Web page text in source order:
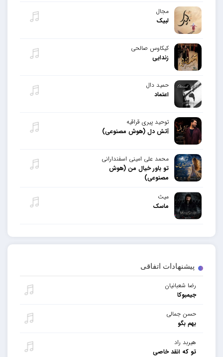
پیشنهادات اتفاقی
رضا شعبانیان
جیمبوکا
حسن جمالی
بهم بگو
هیربد راد
تو که انقد خاصی
مجال
لبیک
کیکاوس صالحی
زندایی
حمید دال
اعتماد
توحید پیری قراقیه
آتش دل (هوش مصنوعی)
محمد علی امینی اسفندارانی
تو باور خیال من (هوش
مصنوعی)
میث
ماسک